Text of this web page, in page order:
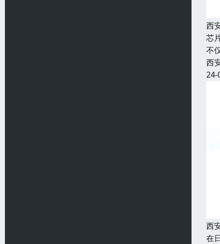
西
芯
不
西
24-
西
在